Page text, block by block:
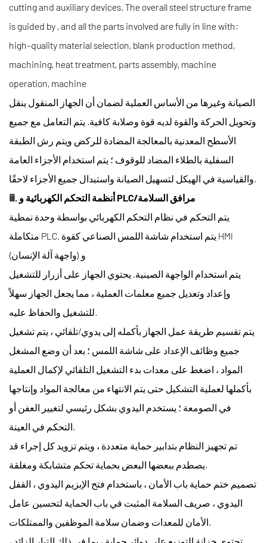
cutting and auxiliary devices. The overall steel structure frame
is guided by , and all the parts involved are fully in line with:
high-quality material selection, blank production method,
machining, heat treatment, parts assembly, machine
operation, machine
الصيانة وغيرها من الأساس العملية لضمان أن الجهاز المنقول ينقل
وتحويل الحركة والقوة لديه قوة وصلابة كافية. يتم التعامل مع جميع
الأسطح المعدنية بالمعالجة المضادة للركض ويتم رش الطبقة
السفلية بالطلاء المضاد للوقوف ؛ يتم استخدام الأجزاء العامة
والقياسية في الهيكل لتسهيل الصيانة واستبدال جميع الأجزاء لاحقًا.
ⅲ. أنظمة التحكم الكهربائية و PLC/مرافق السلامة
يتم التحكم في نظام التحكم الكهربائي بواسطة وحدة نمطية
متكاملة PLC. يتم استخدام شاشة اللمس الصناعي كقوة HMI
(واجهة آلة الإنسان) و
يتم استخدام الواجهة الصينية. يحتوي الجهاز على أزرار للتشغيل
وإعداد وتعديل جميع معلمات العملية ، مما يجعل الجهاز سهلاً
للتشغيل والحفاظ عليه.
يتم تقسيم طريقة عمل الجهاز بأكمله إلى يدوي/تلقائي ، يتم تشغيل
جميع وظائف الإعداد على شاشة اللمس ؛ بعد أن وضع المشغل
المواد ، اضغط على معدات بدء التشغيل التلقائي لإكمال العملية
بأكملها لعملية التشكيل حتى يتم الانتهاء من معالجة المواد وإنتاجها
في الصومعة ؛ يستخدم اليدوي بشكل رئيسي لتغيير العفن أو
التحكم في العينة.
تم تجهيز النظام بتدابير حماية متعددة ، ويتم تزويد كل إجراء قد
يصطدم ببعضها البعض بحماية تحكم متشابكة ومغلقة.
تصميم ختم حماية باب الأمان ، باستخدام فتح الإبزيم اليدوي ، القفل
اليدوي ، صريف السلامة المثبت في باب الحماية لتحسين عامل
الأمان للمعدات وضمان سلامة الموظفين والممتلكات.